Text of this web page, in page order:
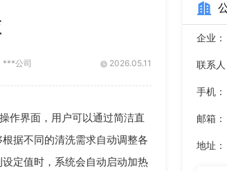
2026.05.11
***公司
作界面，用户可以通过简洁直
据不同的清洗需求自动调整各
定值时，系统会自动启动加热
企业：
联系人
手机：
邮箱：
地址：